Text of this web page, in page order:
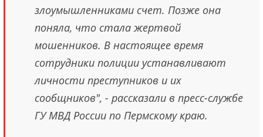
злоумышленниками счет. Позже она
поняла, что стала жертвой
мошенников. В настоящее время
сотрудники полиции устанавливают
личности преступников и их
сообщников", - рассказали в пресс-службе
ГУ МВД России по Пермскому краю.